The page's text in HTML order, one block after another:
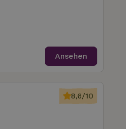
Ansehen
8,6/10